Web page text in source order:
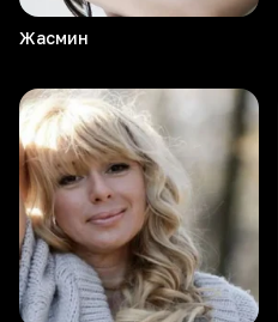
Жасмин